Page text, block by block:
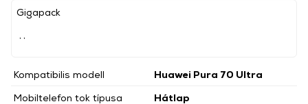
Gigapack
Kompatibilis modell
Huawei Pura 70 Ultra
Mobiltelefon tok típusa
Hátlap